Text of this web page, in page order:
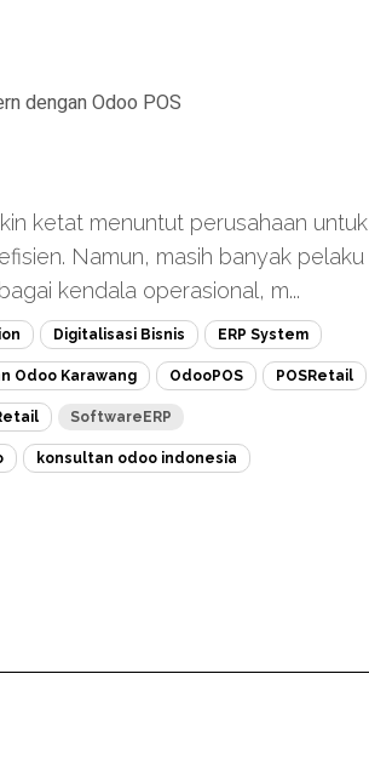
dengan Odoo POS
ketat menuntut perusahaan untuk
Namun, masih banyak pelaku
kendala operasional, m...
Digitalisasi Bisnis ERP System
Odoo Karawang OdooPOS POSRetail
SoftwareERP
konsultan odoo indonesia